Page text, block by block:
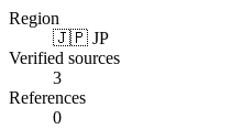
Region
🇯🇵 JP
Verified sources
3
References
0